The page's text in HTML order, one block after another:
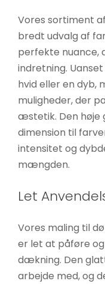
Vores sortiment
bredt udvalg af
perfekte nuance,
indretning.
hvid eller en
muligheder, der
æstetik. Den høje
dimension til
intensitet og
mængden.
Let
Vores maling til
er let at påføre
dækning. Den
arbejde med, og